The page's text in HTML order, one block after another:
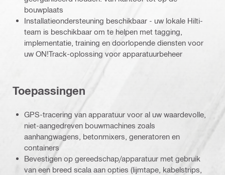
bouwplaats
Installatieondersteuning beschikbaar - uw lokale Hilti-
team is beschikbaar om te helpen met tagging,
implementatie, training en doorlopende diensten voor
uw ON!Track-oplossing voor apparatuurbeheer
Toepassingen
GPS-tracering van apparatuur voor al uw waardevolle,
niet-aangedreven bouwmachines zoals
aanhangwagens, betonmixers, generatoren en
containers
Bevestigen op gereedschap/apparatuur met gebruik
van een breed scala aan opties (lijmtape, kabelstrips,